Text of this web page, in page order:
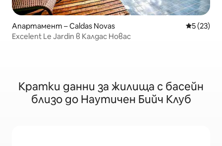
Апартамент – Caldas Novas Средна
5 (23)
Excelent Le Jardin в Калдас Новас
Кратки данни за жилища с басейн
близо до Наутичен Бийч Клуб